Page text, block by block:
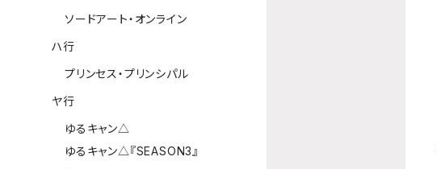
ソードアート・オンライン
ハ行
プリンセス・プリンシパル
ヤ行
ゆるキャン△
ゆるキャン△『SEASON3』